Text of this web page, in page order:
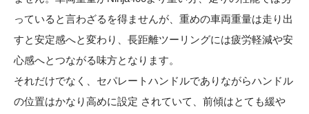
っていると言わざるを得ませんが、重めの車両重量は走り出
すと安定感へと変わり、長距離ツーリングには疲労軽減や安
心感へとつながる味方となります。
それだけでなく、セパレートハンドルでありながらハンドル
の位置はかなり高めに設定 されていて、前傾はとても緩や